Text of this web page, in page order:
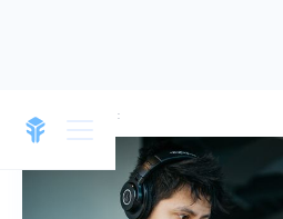
Modifié le :